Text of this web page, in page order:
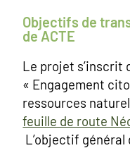
Objectifs de
de ACTE
Le projet s’inscrit
« Engagement
ressources
feuille de route
L’objectif général